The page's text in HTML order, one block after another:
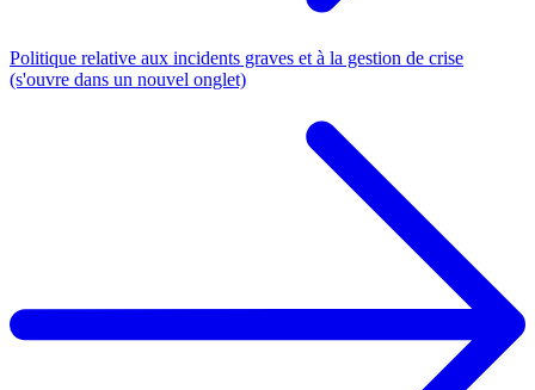
Politique relative aux incidents graves et à la gestion de crise
(s'ouvre dans un nouvel onglet)